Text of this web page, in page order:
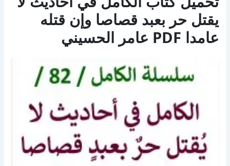
يقتل حر بعبد قصاصا وإن قتله
عامدا PDF عامر الحسيني